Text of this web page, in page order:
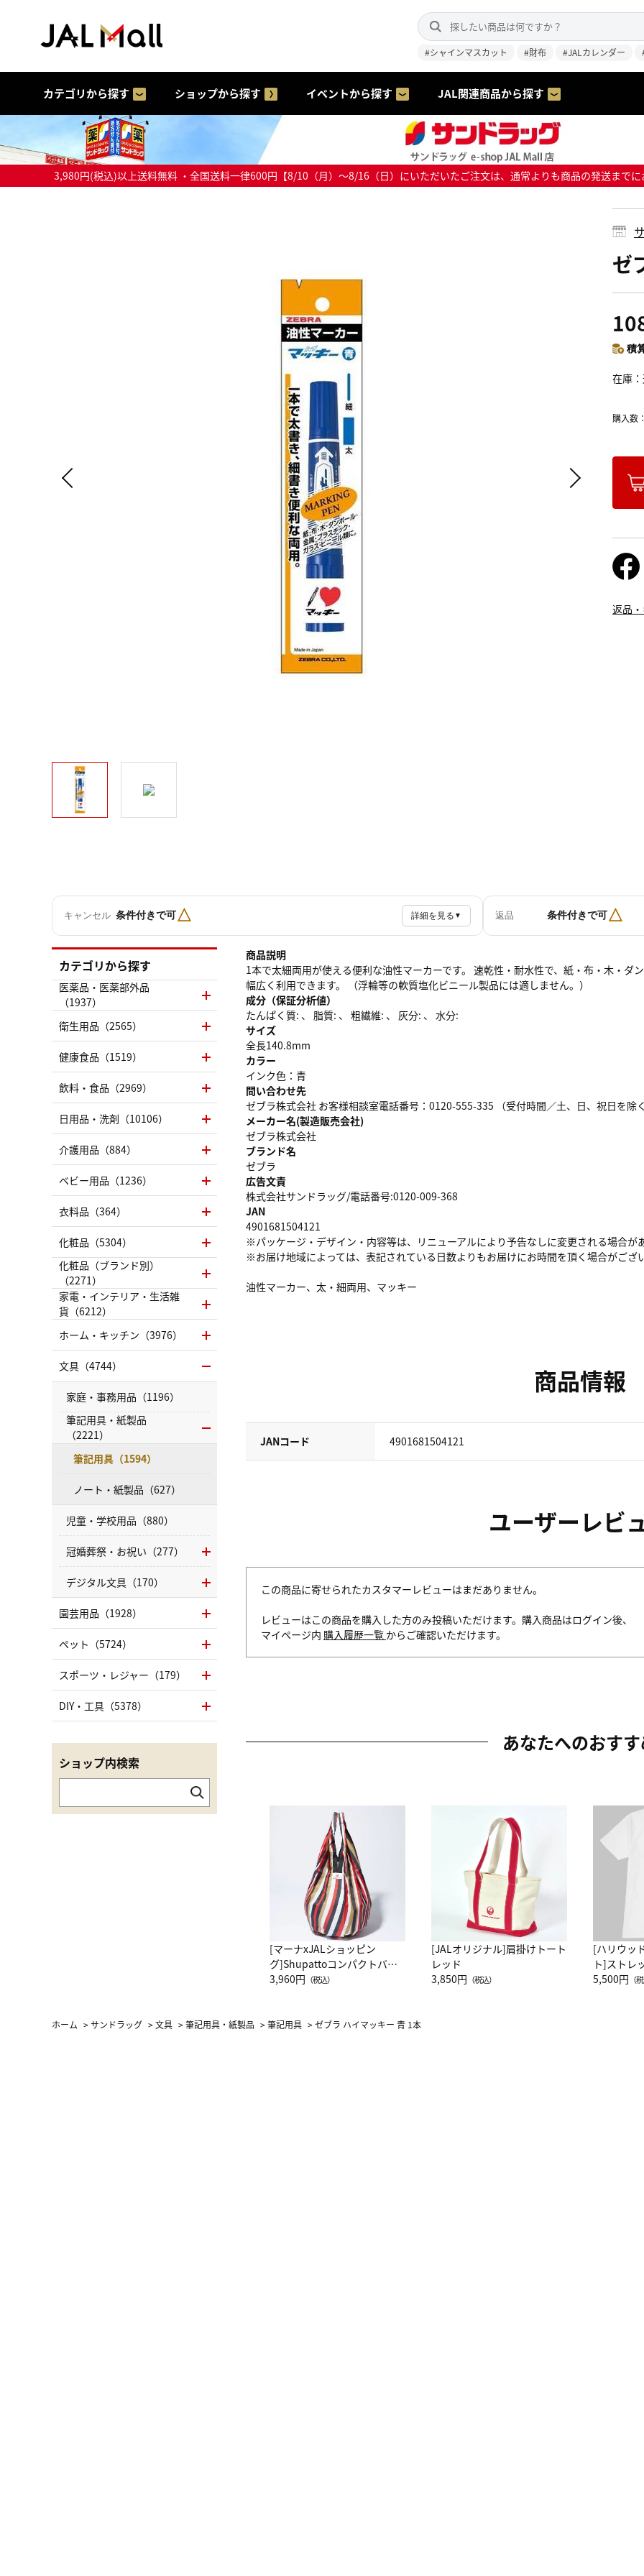
#シャインマスカット #財布 #JALカレンダー
カテゴリから探す ショップから探す イベントから探す JAL関連商品から探す
3,980円(税込)以上送料無料 ・全国送料一律600円【8/10（月）～8/16（日）にいただいたご注文は、通常よりも商品の発送まで
ゼ
積
在庫
購入数
返品
キャンセル 条件付きで可△ 詳細を見る ▼ 返品 条件付きで可△
商品説明
1本で太細両用が使える便利な油性マーカーです。 速乾性・耐水性で、紙・布・木・
幅広く利用できます。 （浮輪等の軟質塩化ビニール製品には適しません。）
成分（保証分析値）
たんぱく質: 、 脂質: 、 粗繊維: 、 灰分: 、 水分:
サイズ
全長140.8mm
カラー
インク色：青
問い合わせ先
ゼブラ株式会社 お客様相談室電話番号：0120-555-335 （受付時間／土、日、祝日を除
メーカー名(製造販売会社)
ゼブラ株式会社
ブランド名
ゼブラ
広告文責
株式会社サンドラッグ/電話番号:0120-009-368
JAN
4901681504121
※パッケージ・デザイン・内容等は、リニューアルにより予告なしに変更される場合が
※お届け地域によっては、表記されている日数よりもお届けにお時間を頂く場合がござ
油性マーカー、太・細両用、マッキー
商品情報
JANコード 4901681504121
ユーザーレビ
この商品に寄せられたカスタマーレビューはまだありません。
レビューはこの商品を購入した方のみ投稿いただけます。購入商品はログイン後、
マイページ内 購入履歴一覧 からご確認いただけます。
あなたへのおす
[マーナxJALショッピン
グ]Shupattoコンパクトバッ
グ Drop JAL客室乗務員
3,960円 （税込）
[JALオリジナル]肩掛けトート
レッド
3,850円 （税込）
[ハリウッ
ト]ストレ
ーネック
5,500円 （
カテゴリから探す
医薬品・医薬部外品
（1937）
衛生用品（2565）
健康食品（1519）
飲料・食品（2969）
日用品・洗剤（10106）
介護用品（884）
ベビー用品（1236）
衣料品（364）
化粧品（5304）
化粧品（ブランド別）
（2271）
家電・インテリア・生活雑
貨（6212）
ホーム・キッチン（3976）
文具（4744）
家庭・事務用品（1196）
筆記用具・紙製品
（2221）
筆記用具（1594）
ノート・紙製品（627）
児童・学校用品（880）
冠婚葬祭・お祝い（277）
デジタル文具（170）
園芸用品（1928）
ペット（5724）
スポーツ・レジャー（179）
DIY・工具（5378）
ショップ内検索
ホーム >サンドラッグ >文具 >筆記用具・紙製品 >筆記用具 >ゼブラ ハイマッキー 青 1本